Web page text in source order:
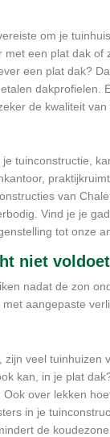
om je
een plat dak
een plat dak?
dakprofielen.
de kwaliteit van
tuinconstructie,
van
Vind je je
tot onze
niet voldoet
nadat de zon
aangepaste
veel
kan, in je plat
over lekken
in je
de